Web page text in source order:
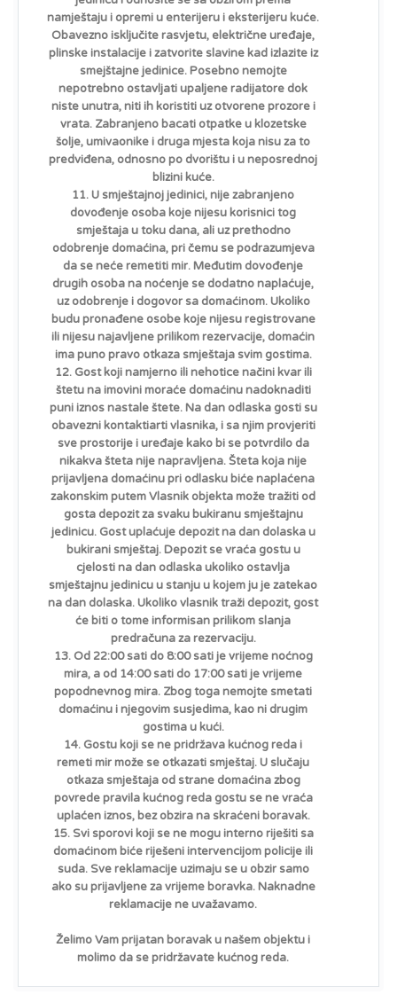
namještaju i opremi u enterijeru i eksterijeru kuće.
Obavezno isključite rasvjetu, električne uređaje,
plinske instalacije i zatvorite slavine kad izlazite iz
smejštajne jedinice. Posebno nemojte
nepotrebno ostavljati upaljene radijatore dok
niste unutra, niti ih koristiti uz otvorene prozore i
vrata. Zabranjeno bacati otpatke u klozetske
šolje, umivaonike i druga mjesta koja nisu za to
predviđena, odnosno po dvorištu i u neposrednoj
blizini kuće.
11. U smještajnoj jedinici, nije zabranjeno
dovođenje osoba koje nijesu korisnici tog
smještaja u toku dana, ali uz prethodno
odobrenje domaćina, pri čemu se podrazumjeva
da se neće remetiti mir. Međutim dovođenje
drugih osoba na noćenje se dodatno naplaćuje,
uz odobrenje i dogovor sa domaćinom. Ukoliko
budu pronađene osobe koje nijesu registrovane
ili nijesu najavljene prilikom rezervacije, domaćin
ima puno pravo otkaza smještaja svim gostima.
12. Gost koji namjerno ili nehotice načini kvar ili
štetu na imovini moraće domaćinu nadoknaditi
puni iznos nastale štete. Na dan odlaska gosti su
obavezni kontaktiarti vlasnika, i sa njim provjeriti
sve prostorije i uređaje kako bi se potvrdilo da
nikakva šteta nije napravljena. Šteta koja nije
prijavljena domaćinu pri odlasku biće naplaćena
zakonskim putem Vlasnik objekta može tražiti od
gosta depozit za svaku bukiranu smještajnu
jedinicu. Gost uplaćuje depozit na dan dolaska u
bukirani smještaj. Depozit se vraća gostu u
cjelosti na dan odlaska ukoliko ostavlja
smještajnu jedinicu u stanju u kojem ju je zatekao
na dan dolaska. Ukoliko vlasnik traži depozit, gost
će biti o tome informisan prilikom slanja
predračuna za rezervaciju.
13. Od 22:00 sati do 8:00 sati je vrijeme noćnog
mira, a od 14:00 sati do 17:00 sati je vrijeme
popodnevnog mira. Zbog toga nemojte smetati
domaćinu i njegovim susjedima, kao ni drugim
gostima u kući.
14. Gostu koji se ne pridržava kućnog reda i
remeti mir može se otkazati smještaj. U slučaju
otkaza smještaja od strane domaćina zbog
povrede pravila kućnog reda gostu se ne vraća
uplaćen iznos, bez obzira na skraćeni boravak.
15. Svi sporovi koji se ne mogu interno riješiti sa
domaćinom biće riješeni intervencijom policije ili
suda. Sve reklamacije uzimaju se u obzir samo
ako su prijavljene za vrijeme boravka. Naknadne
reklamacije ne uvažavamo.
Želimo Vam prijatan boravak u našem objektu i
molimo da se pridržavate kućnog reda.